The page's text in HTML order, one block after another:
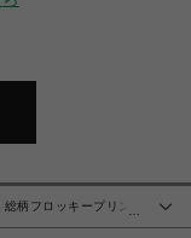
総柄フロッキープリン